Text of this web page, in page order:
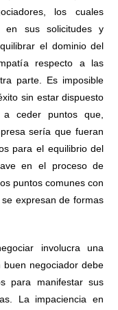
los cuales
en sus solicitudes y
el dominio del
respecto a las
parte. Es imposible
sin estar dispuesto
ceder puntos que,
sería que fueran
para el equilibrio del
en el proceso de
puntos comunes con
expresan de formas
involucra una
buen negociador debe
para manifestar sus
La impaciencia en